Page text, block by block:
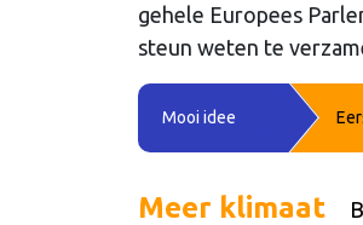
gehele Europees
steun weten te
Mooi idee
Meer klimaat